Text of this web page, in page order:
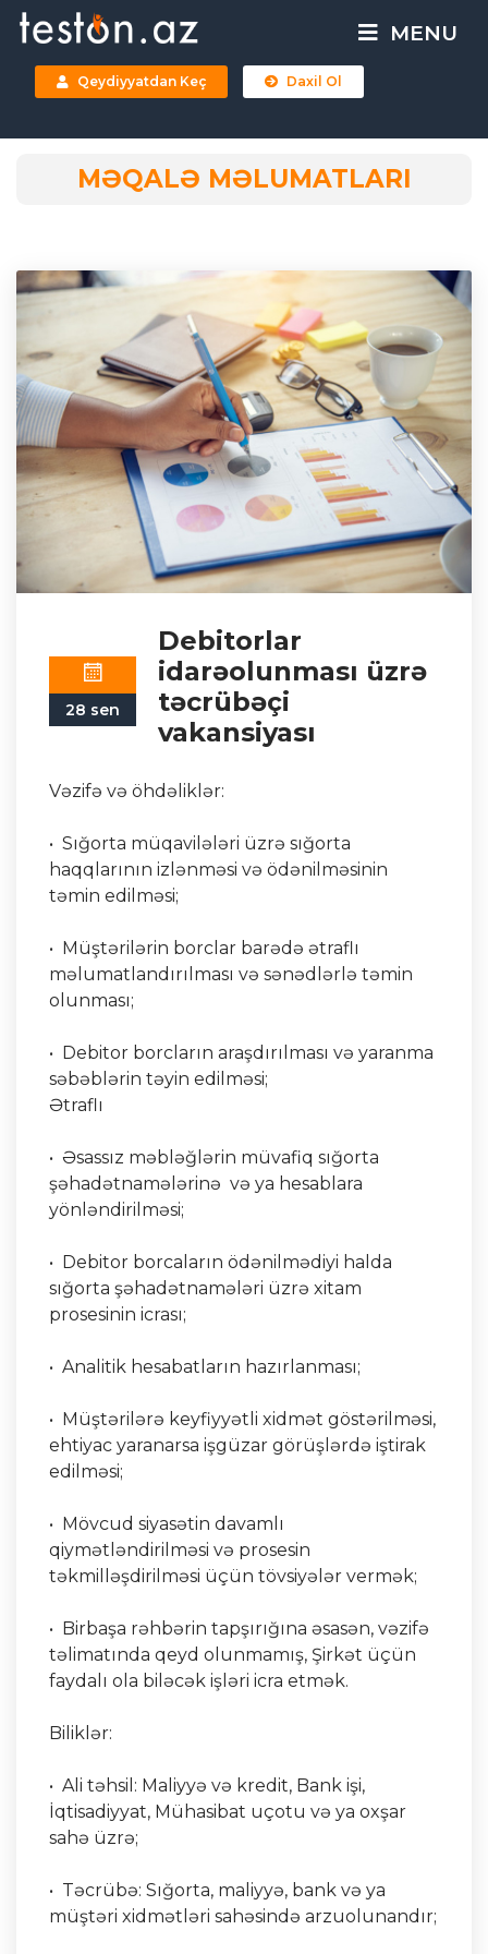
MENU
Qeydiyyatdan Keç Daxil Ol
MƏQALƏ MƏLUMATLARI
28 sen
Debitorlar
idarəolunması üzrə
təcrübəçi
vakansiyası
Vəzifə və öhdəliklər:
• Sığorta müqavilələri üzrə sığorta
haqqlarının izlənməsi və ödənilməsinin
təmin edilməsi;
• Müştərilərin borclar barədə ətraflı
məlumatlandırılması və sənədlərlə təmin
olunması;
• Debitor borcların araşdırılması və yaranma
səbəblərin təyin edilməsi;
Ətraflı
• Əsassız məbləğlərin müvafiq sığorta
şəhadətnamələrinə və ya hesablara
yönləndirilməsi;
• Debitor borcaların ödənilmədiyi halda
sığorta şəhadətnamələri üzrə xitam
prosesinin icrası;
• Analitik hesabatların hazırlanması;
• Müştərilərə keyfiyyətli xidmət göstərilməsi,
ehtiyac yaranarsa işgüzar görüşlərdə iştirak
edilməsi;
• Mövcud siyasətin davamlı
qiymətləndirilməsi və prosesin
təkmilləşdirilməsi üçün tövsiyələr vermək;
• Birbaşa rəhbərin tapşırığına əsasən, vəzifə
təlimatında qeyd olunmamış, Şirkət üçün
faydalı ola biləcək işləri icra etmək.
Biliklər:
• Ali təhsil: Maliyyə və kredit, Bank işi,
İqtisadiyyat, Mühasibat uçotu və ya oxşar
sahə üzrə;
• Təcrübə: Sığorta, maliyyə, bank və ya
müştəri xidmətləri sahəsində arzuolunandır;